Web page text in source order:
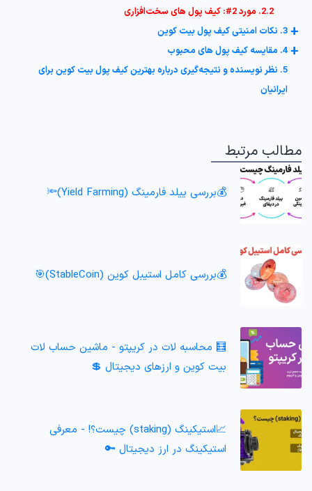
2.2. مورد 2#: کیف پول‌ های سخت‌افزاری
3. نکات امنیتی کیف پول بیت کوین +
4. مقایسه کیف پول‌ های محبوب +
5. نظر نویسنده و نتیجه‌گیری درباره بهترین کیف پول بیت کوین برای
ایرانیان
مطالب مرتبط
💰بررسی ییلد فارمینگ (Yield Farming)🔦
💰بررسی کامل استیبل کوین (StableCoin)🎯
🧮 محاسبه لات در کریپتو - ماشین حساب لات
بیت کوین و ارزهای دیجیتال 💲
📈استیکینگ (staking) چیست؟! - معرفی
استیکینگ در ارز دیجیتال 🔑